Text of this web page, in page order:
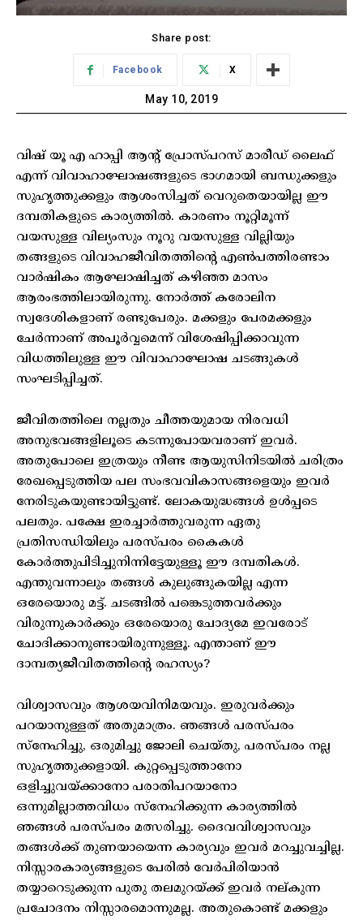
Share post:
Facebook X
May 10, 2019
വിഷ് യൂ എ ഹാപ്പി ആന്റ് പ്രോസ്പറസ് മാരീഡ് ലൈഫ്
എന്ന് വിവാഹാഘോഷങ്ങളുടെ ഭാഗമായി ബന്ധുക്കളും
സുഹൃത്തുക്കളും ആശംസിച്ചത് വെറുതെയായില്ല ഈ
ദമ്പതികളുടെ കാര്യത്തിൽ. കാരണം നൂറ്റിമൂന്ന്
വയസുള്ള വില്യംസും നൂറു വയസുള്ള വില്ലിയും
തങ്ങളുടെ വിവാഹജീവിതത്തിന്റെ എൺപത്തിരണ്ടാം
വാർഷികം ആഘോഷിച്ചത് കഴിഞ്ഞ മാസം
ആരംഭത്തിലായിരുന്നു. നോർത്ത് കരോലിന
സ്വദേശികളാണ് രണ്ടുപേരും. മക്കളും പേരമക്കളും
ചേർന്നാണ് അപൂർവ്വമെന്ന് വിശേഷിപ്പിക്കാവുന്ന
വിധത്തിലുള്ള ഈ വിവാഹാഘോഷ ചടങ്ങുകൾ
സംഘടിപ്പിച്ചത്.
ജീവിതത്തിലെ നല്ലതും ചീത്തയുമായ നിരവധി
അനുഭവങ്ങളിലൂടെ കടന്നുപോയവരാണ് ഇവർ.
അതുപോലെ ഇത്രയും നീണ്ട ആയുസിനിടയിൽ ചരിത്രം
രേഖപ്പെടുത്തിയ പല സംഭവവികാസങ്ങളെയും ഇവർ
നേരിടുകയുണ്ടായിട്ടുണ്ട്. ലോകയുദ്ധങ്ങൾ ഉൾപ്പടെ
പലതും. പക്ഷേ ഇരച്ചാർത്തുവരുന്ന ഏതു
പ്രതിസന്ധിയിലും പരസ്പരം കൈകൾ
കോർത്തുപിടിച്ചുനിന്നിട്ടേയുള്ളൂ ഈ ദമ്പതികൾ.
എന്തുവന്നാലും തങ്ങൾ കുലുങ്ങുകയില്ല എന്ന
ഒരേയൊരു മട്ട്. ചടങ്ങിൽ പങ്കെടുത്തവർക്കും
വിരുന്നുകാർക്കും ഒരേയൊരു ചോദ്യമേ ഇവരോട്
ചോദിക്കാനുണ്ടായിരുന്നുള്ളൂ. എന്താണ് ഈ
ദാമ്പത്യജീവിതത്തിന്റെ രഹസ്യം?
വിശ്വാസവും ആശയവിനിമയവും. ഇരുവർക്കും
പറയാനുള്ളത് അതുമാത്രം. ഞങ്ങൾ പരസ്പരം
സ്നേഹിച്ചു, ഒരുമിച്ചു ജോലി ചെയ്തു, പരസ്പരം നല്ല
സുഹൃത്തുക്കളായി. കുറ്റപ്പെടുത്താനോ
ഒളിച്ചുവയ്ക്കാനോ പരാതിപറയാനോ
ഒന്നുമില്ലാത്തവിധം സ്നേഹിക്കുന്ന കാര്യത്തിൽ
ഞങ്ങൾ പരസ്പരം മത്സരിച്ചു. ദൈവവിശ്വാസവും
തങ്ങൾക്ക് തുണയായെന്ന കാര്യവും ഇവർ മറച്ചുവച്ചില്ല.
നിസ്സാരകാര്യങ്ങളുടെ പേരിൽ വേർപിരിയാൻ
തയ്യാറെടുക്കുന്ന പുതു തലമുറയ്ക്ക് ഇവർ നല്കുന്ന
പ്രചോദനം നിസ്സാരമൊന്നുമല്ല. അതുകൊണ്ട് മക്കളും